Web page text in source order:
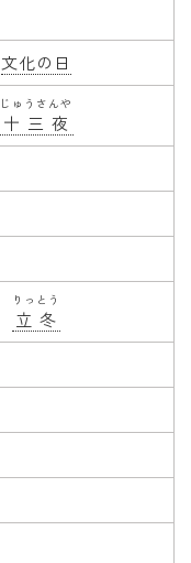
文化の日
十三夜
じゅうさんや
立冬
りっとう